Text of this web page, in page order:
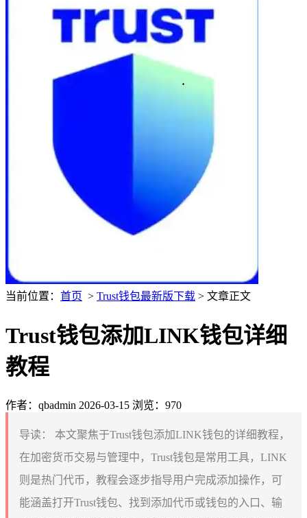
当前位置： 首页 > Trust钱包最新版下载 > 文章正文
Trust钱包添加LINK钱包详细
教程
作者：qbadmin 2026-03-15 浏览：970
导读：
本文聚焦于Trust钱包添加LINK钱包的详细教程，
在加密货币交易与管理中，Trust钱包是常用工具，LINK
则是热门代币，教程会逐步指导用户完成添加操作，可
能涵盖打开Trust钱包、找到添加代币或钱包的入口、输